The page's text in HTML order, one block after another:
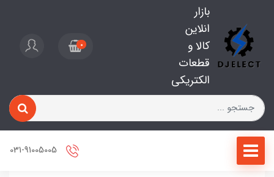
بازار
انلاین
کالا و
قطعات
الکتریکی
0